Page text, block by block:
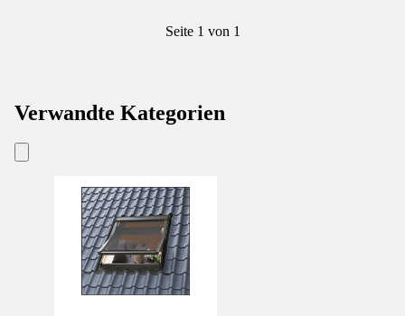
Seite 1 von 1
Verwandte Kategorien